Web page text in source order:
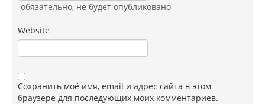
обязательно, не будет опубликовано
Website
Сохранить моё имя, email и адрес сайта в этом
браузере для последующих моих комментариев.